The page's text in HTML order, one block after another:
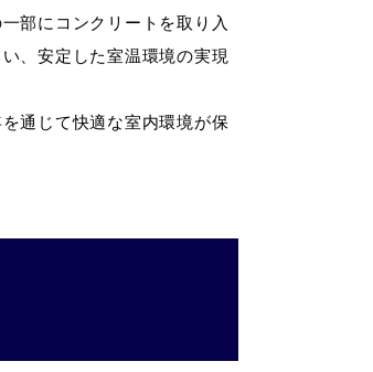
部にコンクリートを取り入
、安定した室温環境の実現
通じて快適な室内環境が保